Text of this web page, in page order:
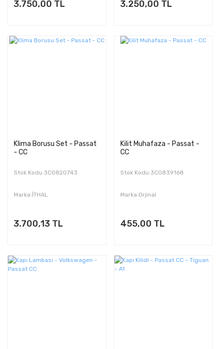
3.750,00 TL 3.250,00 TL
Klima Borusu Set - Passat
- CC
Stok Kodu:3C0820743
Marka:İTHAL
3.700,13 TL
Kilit Muhafaza - Passat -
CC
Stok Kodu:3C0839168
Marka:Orjinal
455,00 TL